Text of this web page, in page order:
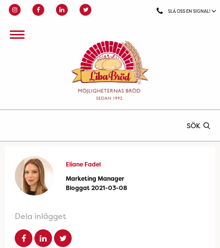
SLÅ OSS EN SIGNAL!
SÖK
Eliane Fadel
Marketing Manager
Bloggat 2021-03-08
Dela inlägget